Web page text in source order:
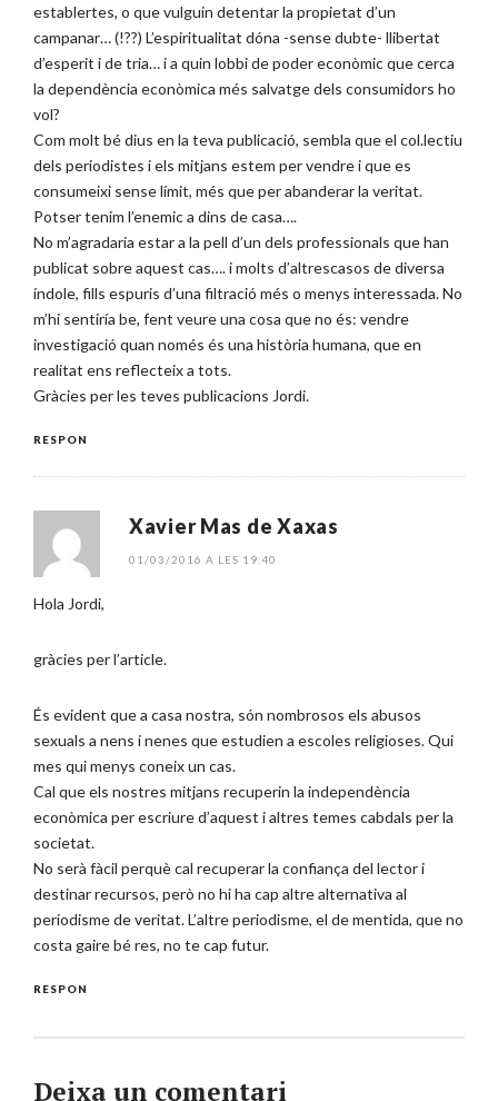
establertes, o que vulguin detentar la propietat d’un
campanar… (!??) L’espiritualitat dóna -sense dubte- llibertat
d’esperit i de tria… i a quin lobbi de poder econòmic que cerca
la dependència econòmica més salvatge dels consumidors ho
vol?
Com molt bé dius en la teva publicació, sembla que el col.lectiu
dels periodistes i els mitjans estem per vendre i que es
consumeixi sense límit, més que per abanderar la veritat.
Potser tenim l’enemic a dins de casa….
No m’agradaria estar a la pell d’un dels professionals que han
publicat sobre aquest cas…. i molts d’altrescasos de diversa
índole, fills espuris d’una filtració més o menys interessada. No
m’hi sentiría be, fent veure una cosa que no és: vendre
investigació quan només és una història humana, que en
realitat ens reflecteix a tots.
Gràcies per les teves publicacions Jordi.
RESPON
Xavier Mas de Xaxas
01/03/2016 A LES 19:40
Hola Jordi,
gràcies per l’article.
És evident que a casa nostra, són nombrosos els abusos
sexuals a nens i nenes que estudien a escoles religioses. Qui
mes qui menys coneix un cas.
Cal que els nostres mitjans recuperin la independència
econòmica per escriure d’aquest i altres temes cabdals per la
societat.
No serà fàcil perquè cal recuperar la confiança del lector i
destinar recursos, però no hi ha cap altre alternativa al
periodisme de veritat. L’altre periodisme, el de mentida, que no
costa gaire bé res, no te cap futur.
RESPON
Deixa un comentari